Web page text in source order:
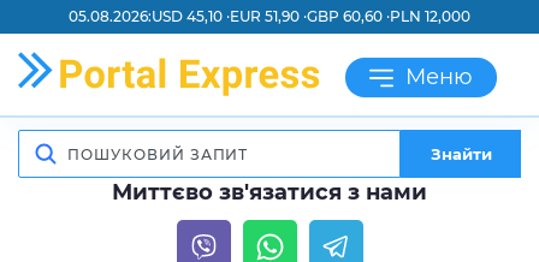
05.08.2026:USD 45,10 ·EUR 51,90 ·GBP 60,60 ·PLN 12,000
Меню
Знайти
Миттєво зв'язатися з нами